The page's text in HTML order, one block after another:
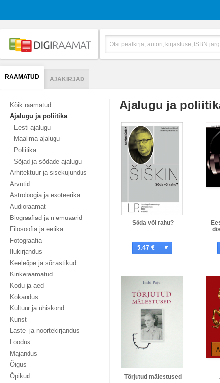
RAAMATUD AJAKIRJAD
Kõik raamatud
Ajalugu ja poliitika
Eesti ajalugu
Maailma ajalugu
Poliitika
Sõjad ja sõdade ajalugu
Arhitektuur ja sisekujundus
Arvutid
Astroloogia ja esoteerika
Audioraamat
Biograafiad ja memuaarid
Filosoofia ja eetika
Fotograafia
Ilukirjandus
Keeleõpe ja sõnastikud
Kinkeraamatud
Kodu ja aed
Kokandus
Kultuur ja ühiskond
Kunst
Laste- ja noortekirjandus
Loodus
Majandus
Õigus
Õpikud
Ajalugu ja
Sõda või rahu?
5.47 €
Tõrjutud mälestused